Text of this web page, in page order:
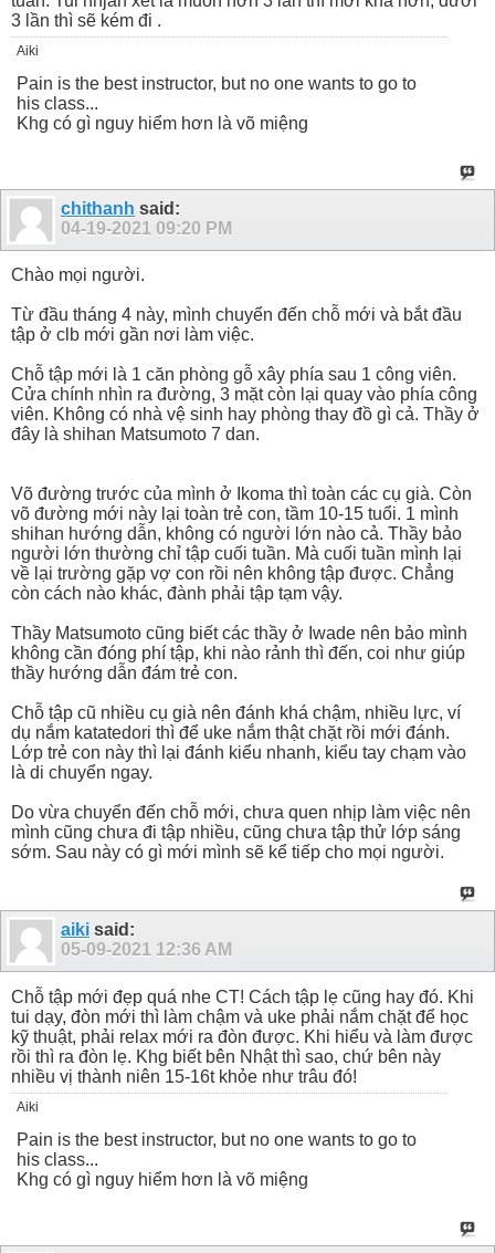
3 lần thì sẽ kém đi .
Aiki
Pain is the best instructor, but no one wants to go to
his class...
Khg có gì nguy hiểm hơn là võ miệng
chithanh said:
04-19-2021 09:20 PM
Chào mọi người.
Từ đầu tháng 4 này, mình chuyển đến chỗ mới và bắt đầu
tập ở clb mới gần nơi làm việc.
Chỗ tập mới là 1 căn phòng gỗ xây phía sau 1 công viên.
Cửa chính nhìn ra đường, 3 mặt còn lại quay vào phía công
viên. Không có nhà vệ sinh hay phòng thay đồ gì cả. Thầy ở
đây là shihan Matsumoto 7 dan.
Võ đường trước của mình ở Ikoma thì toàn các cụ già. Còn
võ đường mới này lại toàn trẻ con, tầm 10-15 tuổi. 1 mình
shihan hướng dẫn, không có người lớn nào cả. Thầy bảo
người lớn thường chỉ tập cuối tuần. Mà cuối tuần mình lại
về lại trường gặp vợ con rồi nên không tập được. Chẳng
còn cách nào khác, đành phải tập tạm vậy.
Thầy Matsumoto cũng biết các thầy ở Iwade nên bảo mình
không cần đóng phí tập, khi nào rảnh thì đến, coi như giúp
thầy hướng dẫn đám trẻ con.
Chỗ tập cũ nhiều cụ già nên đánh khá chậm, nhiều lực, ví
dụ nắm katatedori thì để uke nắm thật chặt rồi mới đánh.
Lớp trẻ con này thì lại đánh kiểu nhanh, kiểu tay chạm vào
là di chuyển ngay.
Do vừa chuyển đến chỗ mới, chưa quen nhịp làm việc nên
mình cũng chưa đi tập nhiều, cũng chưa tập thử lớp sáng
sớm. Sau này có gì mới mình sẽ kể tiếp cho mọi người.
aiki said:
05-09-2021 12:36 AM
Chỗ tập mới đẹp quá nhe CT! Cách tập lẹ cũng hay đó. Khi
tui dạy, đòn mới thì làm chậm và uke phải nắm chặt để học
kỹ thuật, phải relax mới ra đòn được. Khi hiểu và làm được
rồi thì ra đòn lẹ. Khg biết bên Nhật thì sao, chứ bên này
nhiều vị thành niên 15-16t khỏe như trâu đó!
Aiki
Pain is the best instructor, but no one wants to go to
his class...
Khg có gì nguy hiểm hơn là võ miệng